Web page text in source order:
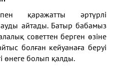
қаражатты әртүрлі
айтады. Батыр бабамыз
советтен берген өзіне
болған кейуанаға беруі
өнеге болып қалды.